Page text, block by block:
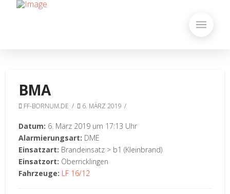
BMA
FF-BORNUM.DE 6. MÄRZ 2019
Datum: 6. März 2019 um 17:13 Uhr
Alarmierungsart: DME
Einsatzart: Brandeinsatz > b1 (Kleinbrand)
Einsatzort: Oberricklingen
Fahrzeuge: LF 16/12